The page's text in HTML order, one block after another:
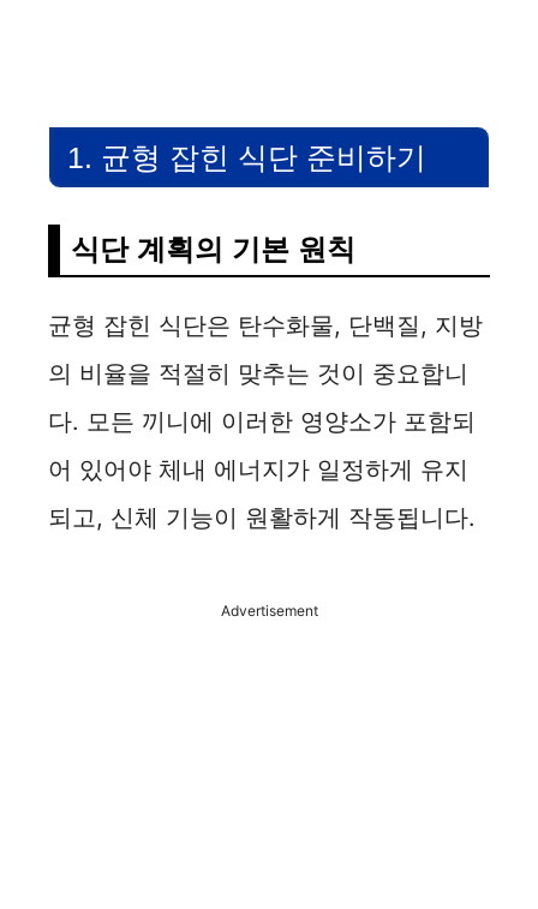
1. 균형 잡힌 식단 준비하기
식단 계획의 기본 원칙
균형 잡힌 식단은 탄수화물, 단백질, 지방
의 비율을 적절히 맞추는 것이 중요합니
다. 모든 끼니에 이러한 영양소가 포함되
어 있어야 체내 에너지가 일정하게 유지
되고, 신체 기능이 원활하게 작동됩니다.
Advertisement